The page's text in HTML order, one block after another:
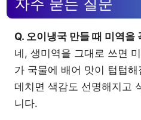
자주 묻는 질문
Q. 오이냉국 만들 때 미역을
네, 생미역을 그대로 쓰면
가 국물에 배어 맛이 텁텁
데치면 색감도 선명해지고
니다.